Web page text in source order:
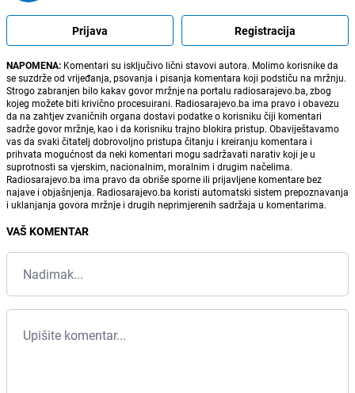
Prijava Registracija
NAPOMENA: Komentari su isključivo lični stavovi autora. Molimo korisnike da
se suzdrže od vrijeđanja, psovanja i pisanja komentara koji podstiču na mržnju.
Strogo zabranjen bilo kakav govor mržnje na portalu radiosarajevo.ba, zbog
kojeg možete biti krivično procesuirani. Radiosarajevo.ba ima pravo i obavezu
da na zahtjev zvaničnih organa dostavi podatke o korisniku čiji komentari
sadrže govor mržnje, kao i da korisniku trajno blokira pristup. Obaviještavamo
vas da svaki čitatelj dobrovoljno pristupa čitanju i kreiranju komentara i
prihvata mogućnost da neki komentari mogu sadržavati narativ koji je u
suprotnosti sa vjerskim, nacionalnim, moralnim i drugim načelima.
Radiosarajevo.ba ima pravo da obriše sporne ili prijavljene komentare bez
najave i objašnjenja. Radiosarajevo.ba koristi automatski sistem prepoznavanja
i uklanjanja govora mržnje i drugih neprimjerenih sadržaja u komentarima.
VAŠ KOMENTAR